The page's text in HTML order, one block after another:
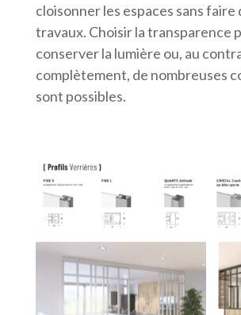
cloisonner les espaces sans faire
travaux. Choisir la transparence
conserver la lumière ou, au
complètement, de nombreuses
sont possibles.